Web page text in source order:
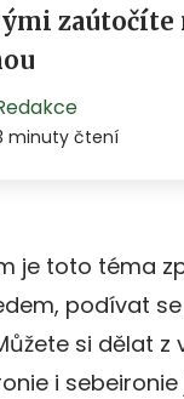
je toto téma
podívat
si dělat z
i